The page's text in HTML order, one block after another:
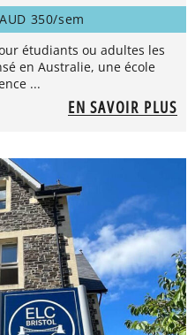
350/sem
étudiants ou adultes les
en Australie, une école
...
EN SAVOIR PLUS